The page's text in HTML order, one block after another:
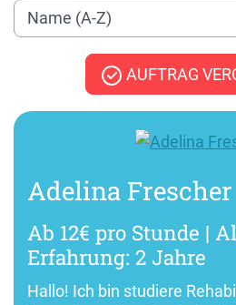
Name (A-Z)
AUFTRAG
Adelina Frescher
Ab 12€ pro Stunde |
Erfahrung: 2 Jahre
Hallo! Ich bin studiere